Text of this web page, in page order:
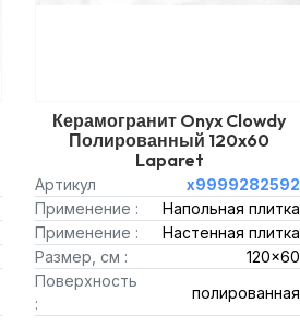
Керамогранит Onyx Clowdy
Полированный 120x60
Laparet
Артикул
х9999282592
Применение :
Напольная плитка
Применение :
Настенная плитка
Размер, см :
120x60
Поверхность
:
полированная